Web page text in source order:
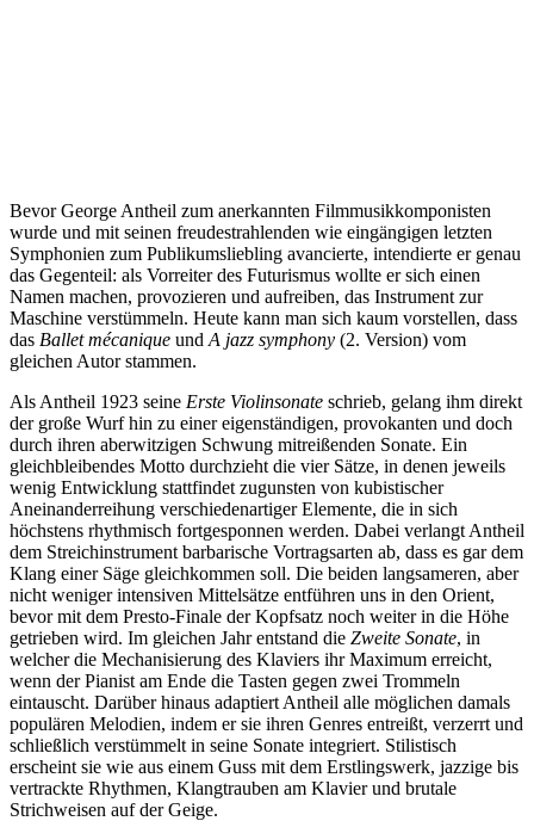
Bevor George Antheil zum anerkannten Filmmusikkomponisten
wurde und mit seinen freudestrahlenden wie eingängigen letzten
Symphonien zum Publikumsliebling avancierte, intendierte er genau
das Gegenteil: als Vorreiter des Futurismus wollte er sich einen
Namen machen, provozieren und aufreiben, das Instrument zur
Maschine verstümmeln. Heute kann man sich kaum vorstellen, dass
das Ballet mécanique und A jazz symphony (2. Version) vom
gleichen Autor stammen.
Als Antheil 1923 seine Erste Violinsonate schrieb, gelang ihm direkt
der große Wurf hin zu einer eigenständigen, provokanten und doch
durch ihren aberwitzigen Schwung mitreißenden Sonate. Ein
gleichbleibendes Motto durchzieht die vier Sätze, in denen jeweils
wenig Entwicklung stattfindet zugunsten von kubistischer
Aneinanderreihung verschiedenartiger Elemente, die in sich
höchstens rhythmisch fortgesponnen werden. Dabei verlangt Antheil
dem Streichinstrument barbarische Vortragsarten ab, dass es gar dem
Klang einer Säge gleichkommen soll. Die beiden langsameren, aber
nicht weniger intensiven Mittelsätze entführen uns in den Orient,
bevor mit dem Presto-Finale der Kopfsatz noch weiter in die Höhe
getrieben wird. Im gleichen Jahr entstand die Zweite Sonate, in
welcher die Mechanisierung des Klaviers ihr Maximum erreicht,
wenn der Pianist am Ende die Tasten gegen zwei Trommeln
eintauscht. Darüber hinaus adaptiert Antheil alle möglichen damals
populären Melodien, indem er sie ihren Genres entreißt, verzerrt und
schließlich verstümmelt in seine Sonate integriert. Stilistisch
erscheint sie wie aus einem Guss mit dem Erstlingswerk, jazzige bis
vertrackte Rhythmen, Klangtrauben am Klavier und brutale
Strichweisen auf der Geige.